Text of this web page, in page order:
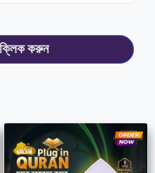
ক্লিক করুন